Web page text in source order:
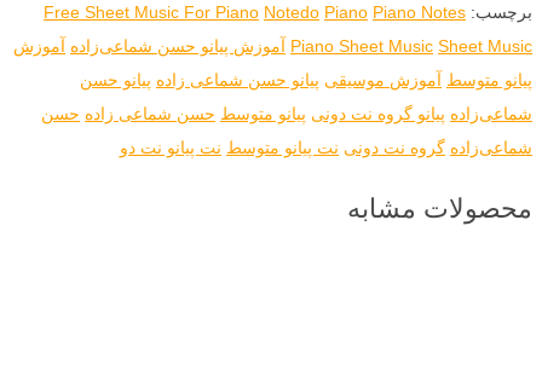
برچسب: Free Sheet Music For Piano Notedo Piano Piano Notes
Piano Sheet Music Sheet Music آموزش پیانو حسن شماعی‌زاده آموزش
پیانو متوسط آموزش موسیقی پیانو حسن شماعی زاده پیانو حسن
شماعی‌زاده پیانو گروه نت دونی پیانو متوسط حسن شماعی زاده حسن
شماعی‌زاده گروه نت دونی نت پیانو متوسط نت پیانو نت دو
محصولات مشابه